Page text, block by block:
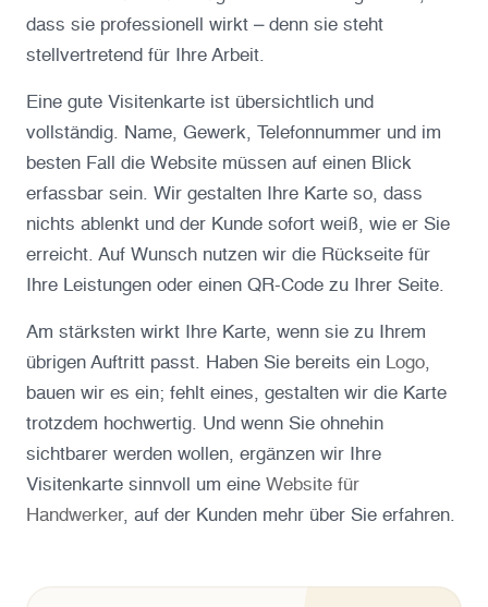
dass sie professionell wirkt – denn sie steht
stellvertretend für Ihre Arbeit.
Eine gute Visitenkarte ist übersichtlich und
vollständig. Name, Gewerk, Telefonnummer und im
besten Fall die Website müssen auf einen Blick
erfassbar sein. Wir gestalten Ihre Karte so, dass
nichts ablenkt und der Kunde sofort weiß, wie er Sie
erreicht. Auf Wunsch nutzen wir die Rückseite für
Ihre Leistungen oder einen QR-Code zu Ihrer Seite.
Am stärksten wirkt Ihre Karte, wenn sie zu Ihrem
übrigen Auftritt passt. Haben Sie bereits ein Logo,
bauen wir es ein; fehlt eines, gestalten wir die Karte
trotzdem hochwertig. Und wenn Sie ohnehin
sichtbarer werden wollen, ergänzen wir Ihre
Visitenkarte sinnvoll um eine Website für
Handwerker, auf der Kunden mehr über Sie erfahren.